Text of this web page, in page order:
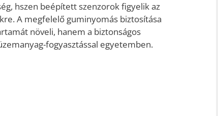
hszen beépített szenzorok figyelik az
A megfelelő guminyomás biztosítása
növeli, hanem a biztonságos
fogyasztással egyetemben.